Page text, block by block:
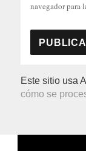
navegador para
Este sitio usa
cómo se